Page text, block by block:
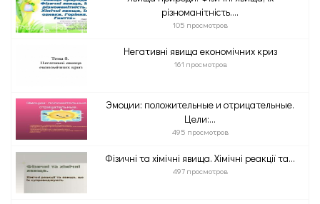
різноманітність....
105 просмотров
Негативні явища економічних криз
161 просмотров
Эмоции: положительные и отрицательные.
Цели:...
495 просмотров
Фізичні та хімічні явища. Хімічні реакції та...
497 просмотров